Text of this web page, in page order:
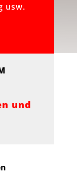
usw.
und